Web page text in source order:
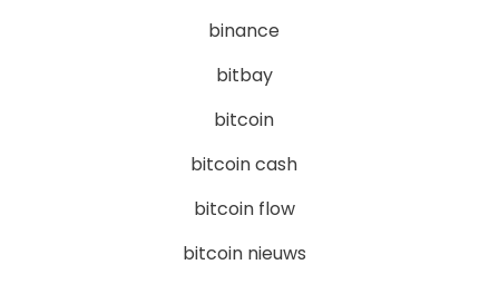
binance
bitbay
bitcoin
bitcoin cash
bitcoin flow
bitcoin nieuws